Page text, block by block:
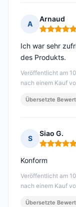
A
Arnaud
Hinweis: 5
Veröffentlicht am
nach einem Kauf
Ich war sehr
des Produkts.
Übersetzte
S
Siao G.
Hinweis: 5
Veröffentlicht am
nach einem Kauf
Konform
Übersetzte